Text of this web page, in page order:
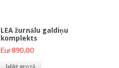
LEA žurnālu galdiņu
komplekts
Eur 890,00